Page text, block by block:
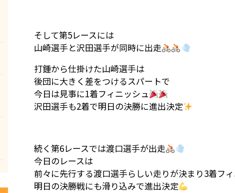
そして第5レースには
山崎選手と沢田選手が同時に出走
打鍾から仕掛けた山崎選手は
後団に大きく差をつけるスパートで
今日は見事に1着フィニッシュ
沢田選手も2着で明日の決勝に進出決定
続く第6レースでは渡口選手が出走
今日のレースは
前々に先行する渡口選手らしい走りが決まり3着フ
明日の決勝戦にも滑り込みで進出決定